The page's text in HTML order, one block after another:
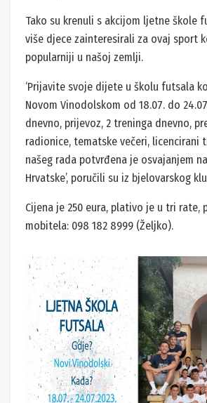
Tako su krenuli s akcijom ljetne škole
više djece zainteresirali za ovaj sport
popularniji u našoj zemlji.
‘Prijavite svoje dijete u školu futsala
Novom Vinodolskom od 18.07. do
dnevno, prijevoz, 2 treninga dnevno,
radionice, tematske večeri, licencirani
našeg rada potvrđena je osvajanjem
Hrvatske’, poručili su iz bjelovarskog
Cijena je 250 eura, plativo je u tri rate,
mobitela: 098 182 8999 (Željko).